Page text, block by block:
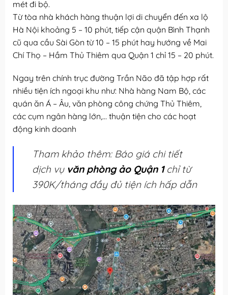
mét đi bộ.
Từ tòa nhà khách hàng thuận lợi di chuyển đến xa lộ
Hà Nội khoảng 5 – 10 phút, tiếp cận quận Bình Thạnh
cũ qua cầu Sài Gòn từ 10 – 15 phút hay hướng về Mai
Chí Thọ – Hầm Thủ Thiêm qua Quận 1 chỉ 15 – 20 phút.
Ngay trên chính trục đường Trần Não đã tập hợp rất
nhiều tiện ích ngoại khu như: Nhà hàng Nam Bộ, các
quán ăn Á – Âu, văn phòng công chứng Thủ Thiêm,
các cụm ngân hàng lớn,… thuận tiện cho các hoạt
động kinh doanh
Tham khảo thêm: Báo giá chi tiết
dịch vụ văn phòng ảo Quận 1chỉ từ
390K/tháng đầy đủ tiện ích hấp dẫn